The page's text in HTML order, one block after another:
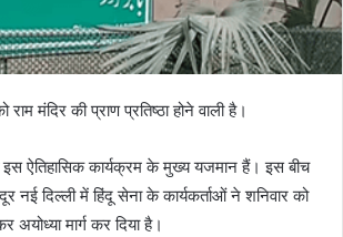
मंदिर की प्राण प्रतिष्ठा होने वाली है।
इस ऐतिहासिक कार्यक्रम के मुख्य यजमान हैं। इस बीच
नई दिल्ली में हिंदू सेना के कार्यकर्ताओं ने शनिवार को
अयोध्या मार्ग कर दिया है।